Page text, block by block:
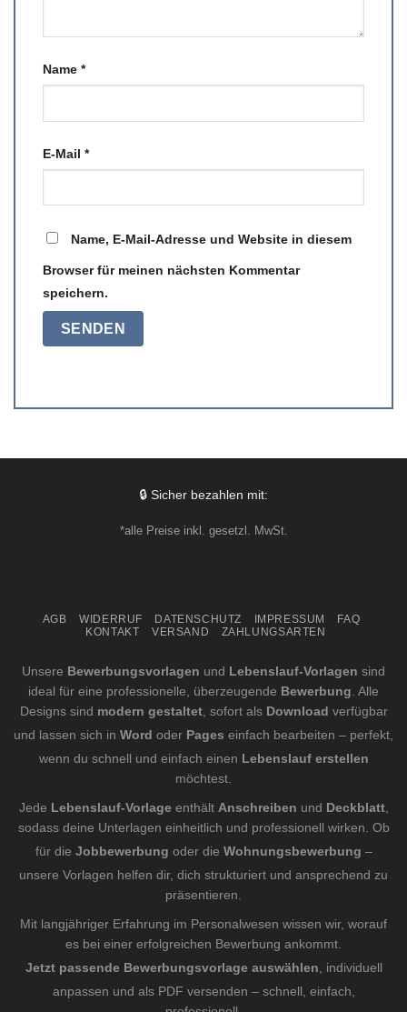
Name *
E-Mail *
Name, E-Mail-Adresse und Website in diesem
Browser für meinen nächsten Kommentar
speichern.
🔒 Sicher bezahlen mit:
*alle Preise inkl. gesetzl. MwSt.
AGB WIDERRUF DATENSCHUTZ IMPRESSUM
FAQ
KONTAKT
VERSAND ZAHLUNGSARTEN
Unsere Bewerbungsvorlagen und Lebenslauf-Vorlagen sind
ideal für eine professionelle, überzeugende Bewerbung . Alle
Designs sind modern gestaltet, sofort als Download verfügbar
und lassen sich in Word oder Pages einfach bearbeiten – perfekt,
wenn du schnell und einfach einen Lebenslauf erstellen
möchtest.
Jede Lebenslauf-Vorlageenthält Anschreiben und Deckblatt,
sodass deine Unterlagen einheitlich und professionell wirken. Ob
für die Jobbewerbung oder die Wohnungsbewerbung –
unsere Vorlagen helfen dir, dich strukturiert und ansprechend zu
präsentieren.
Mit langjähriger Erfahrung im Personalwesen wissen wir, worauf
es bei einer erfolgreichen Bewerbung ankommt.
Jetzt passende Bewerbungsvorlage auswählen , individuell
anpassen und als PDF versenden – schnell, einfach,